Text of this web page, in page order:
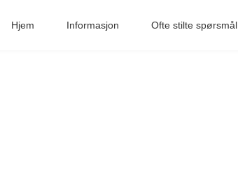
Hjem Informasjon Ofte stilte spørsmål